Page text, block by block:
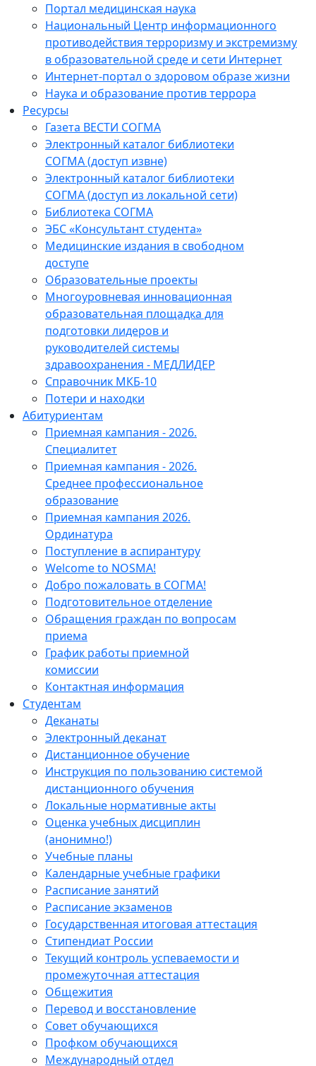
Портал медицинская наука
Национальный Центр информационного
противодействия терроризму и экстремизму
в образовательной среде и сети Интернет
Интернет-портал о здоровом образе жизни
Наука и образование против террора
Ресурсы
Газета ВЕСТИ СОГМА
Электронный каталог библиотеки
СОГМА (доступ извне)
Электронный каталог библиотеки
СОГМА (доступ из локальной сети)
Библиотека СОГМА
ЭБС «Консультант студента»
Медицинские издания в свободном
доступе
Образовательные проекты
Многоуровневая инновационная
образовательная площадка для
подготовки лидеров и
руководителей системы
здравоохранения - МЕДЛИДЕР
Справочник МКБ-10
Потери и находки
Абитуриентам
Приемная кампания - 2026.
Специалитет
Приемная кампания - 2026.
Среднее профессиональное
образование
Приемная кампания 2026.
Ординатура
Поступление в аспирантуру
Welcome to NOSMA!
Добро пожаловать в СОГМА!
Подготовительное отделение
Обращения граждан по вопросам
приема
График работы приемной
комиссии
Контактная информация
Студентам
Деканаты
Электронный деканат
Дистанционное обучение
Инструкция по пользованию системой
дистанционного обучения
Локальные нормативные акты
Оценка учебных дисциплин
(анонимно!)
Учебные планы
Календарные учебные графики
Расписание занятий
Расписание экзаменов
Государственная итоговая аттестация
Стипендиат России
Текущий контроль успеваемости и
промежуточная аттестация
Общежития
Перевод и восстановление
Совет обучающихся
Профком обучающихся
Международный отдел